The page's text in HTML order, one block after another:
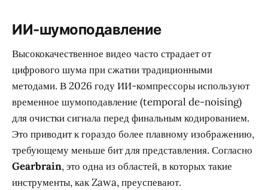
ИИ-шумоподавление
Высококачественное видео часто страдает от
цифрового шума при сжатии традиционными
методами. В 2026 году ИИ-компрессоры используют
временное шумоподавление (temporal de-noising)
для очистки сигнала перед финальным кодированием.
Это приводит к гораздо более плавному изображению,
требующему меньше бит для представления. Согласно
Gearbrain, это одна из областей, в которых такие
инструменты, как Zawa, преуспевают.